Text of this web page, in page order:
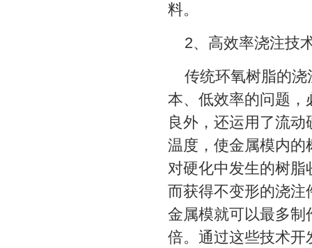
料。
2、高效率浇注技
传统环氧树脂的
本、低效率的问题，
良外，还运用了流
温度，使金属模内的
对硬化中发生的树脂
而获得不变形的浇注
金属模就可以最多制
倍。通过这些技术开